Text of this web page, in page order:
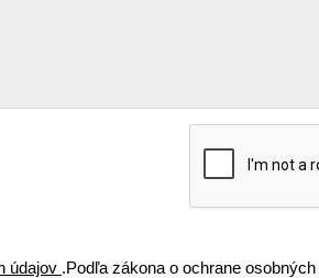
údajov .Podľa zákona o ochrane